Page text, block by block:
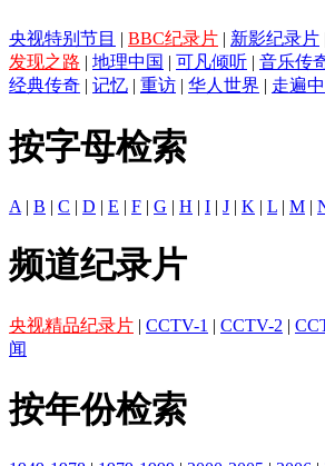
央视特别节目 | BBC纪录片 | 新影纪录片
发现之路 | 地理中国 | 可凡倾听 | 音乐传
经典传奇 | 记忆 | 重访 | 华人世界 | 走遍
按字母检索
A | B | C | D | E | F | G | H | I | J | K | L | M |
频道纪录片
央视精品纪录片 | CCTV-1 | CCTV-2 |
闻
按年份检索